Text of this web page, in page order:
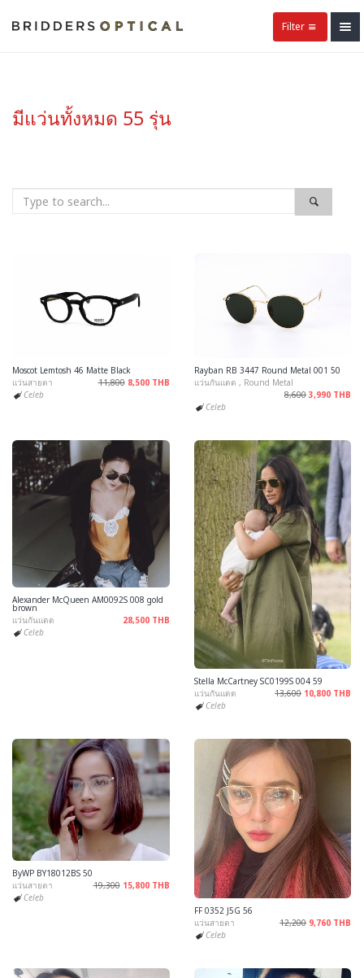
Filter
มีแว่นทั้งหมด 55 รุ่น
Moscot Lemtosh 46 Matte Black
แว่นสายตา
11,800 8,500 THB
Celeb
Rayban RB 3447 Round Metal 001 50
แว่นกันแดด , Round Metal
8,600 3,990 THB
Celeb
Alexander McQueen AM0092S 008 gold
brown
แว่นกันแดด
28,500 THB
Celeb
Stella McCartney SC0199S 004 59
แว่นกันแดด
13,600 10,800 THB
Celeb
ByWP BY18012BS 50
แว่นสายตา
19,300 15,800 THB
Celeb
FF 0352 J5G 56
แว่นสายตา
12,200 9,760 THB
Celeb